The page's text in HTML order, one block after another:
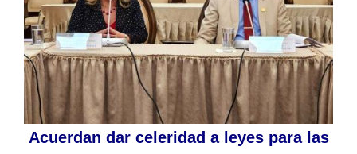
Acuerdan dar celeridad a leyes para las